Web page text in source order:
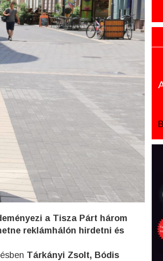
a Tisza Párt három
reklámhálón hirdetni és
Tárkányi Zsolt, Bódis